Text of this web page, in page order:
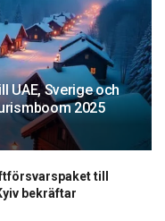
UAE, Sverige och
2025
till
bekräftar